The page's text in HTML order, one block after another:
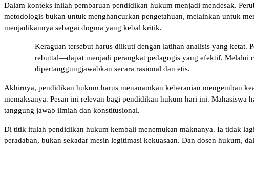
Dalam konteks inilah pembaruan pendidikan hukum menjadi mendesak.
metodologis bukan untuk menghancurkan pengetahuan, melainkan untuk
menjadikannya sebagai dogma yang kebal kritik.
Keraguan tersebut harus diikuti dengan latihan analisis yang
rebuttal—dapat menjadi perangkat pedagogis yang efektif. Melalui
dipertanggungjawabkan secara rasional dan etis.
Akhirnya, pendidikan hukum harus menanamkan keberanian mengemban
memaksanya. Pesan ini relevan bagi pendidikan hukum hari ini.
tanggung jawab ilmiah dan konstitusional.
Di titik itulah pendidikan hukum kembali menemukan maknanya. Ia tidak
peradaban, bukan sekadar mesin legitimasi kekuasaan. Dan dosen hukum,